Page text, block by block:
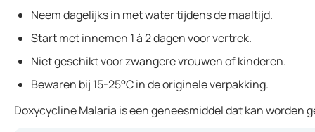
Neem dagelijks in met water tijdens de maaltijd.
Start met innemen 1 à 2 dagen voor vertrek.
Niet geschikt voor zwangere vrouwen of kinderen.
Bewaren bij 15-25°C in de originele verpakking.
Doxycycline Malaria is een geneesmiddel dat kan